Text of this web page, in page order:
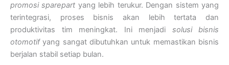
promosi sparepart yang lebih terukur. Dengan sistem yang
terintegrasi, proses bisnis akan lebih tertata dan
produktivitas tim meningkat. Ini menjadi solusi bisnis
otomotifyang sangat dibutuhkan untuk memastikan bisnis
berjalan stabil setiap bulan.